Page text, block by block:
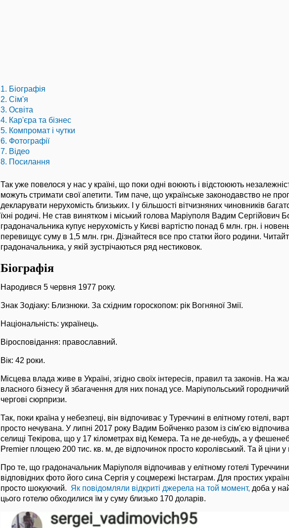
1. Біографія
2. Сім'я
3. Освіта
4. Кар'єра та бізнес
5. Компромат і чутки
6. Фотографії
7. Відео
8. Посилання
Так уже повелося у нас у країні, що поки одні воюють і відстоюють
можуть стримати свої апетити. Тим паче, що українське законодавство не
декларувати нерухомість близьких. І у більшості вітчизняних чиновників
їхні родичі. Не став винятком і міський голова Маріуполя Вадим Сергійович
градоначальника купує нерухомість у Києві вартістю понад 6 млн. грн. і
перевищує суму в 1,5 млн. грн. Дізнайтеся все про статки його родини.
градоначальника, у якій зустрічаються ряд нестиковок.
Біографія
Народився 5 червня 1977 року.
Знак Зодіаку: Близнюки. За східним гороскопом: рік Вогняної Змії.
Національність: українець.
Віросповідання: православний.
Вік: 42 роки.
Місцева влада живе в Україні, згідно своїх інтересів, правил та законів. На
власного бізнесу й збагачення для них понад усе. Маріупольський городничий
чергові сюрпризи.
Так, поки країна у небезпеці, він відпочиває у Туреччині в елітному готелі,
просто нечувана. У липні 2017 року Вадим Бойченко разом із сім'єю
селищі Текірова, що у 17 кілометрах від Кемера. Та не де-небудь, а у
Premier площею 200 тис. кв. м, де відпочинок просто королівський. Та й ціни у
Про те, що градоначальник Маріуполя відпочивав у елітному готелі
відповідних фото його сина Сергія у соцмережі Інстаграм. Для простих
просто шокуючий. Як повідомляли відкриті джерела на той момент, доба у
цього готелю обходилися їм у суму близько 170 доларів.